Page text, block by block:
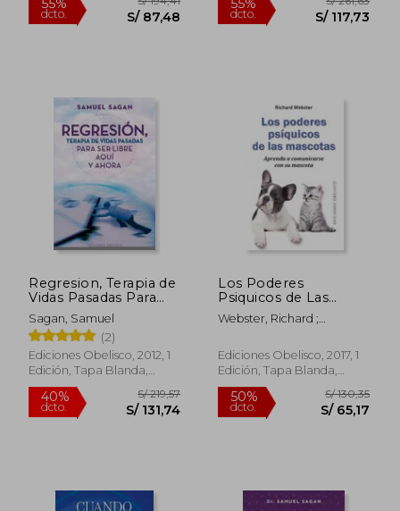
55%
dcto. S/ 74,88
55%
dcto. S/
Regresion, Terapia de
Vidas Pasadas Para
Ser Libre Aqui y Ahora
= Regression, Past-
Life Therapy for Here
and Now Freedom
Sagan, Samuel
(2)
Ediciones Obelisco, 2012, 1
Edición, Tapa Blanda,
Nuevo
Los Poderes
Psiquicos de Las
Mascotas
Webster, Richard ;
Edgar
Ediciones Obelisco, 2017, 1
Edición, Tapa Blanda,
Nuevo